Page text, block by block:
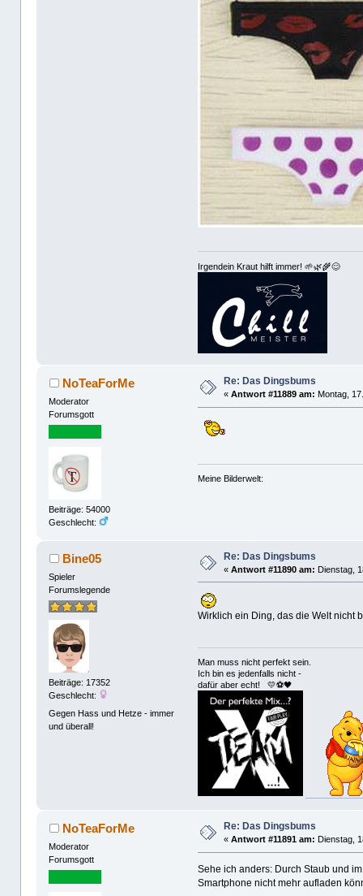
Irgendein Kraut hilft immer! 🌱🌿🌾😊
NoTeaForMe
Moderator
Forumsgott
Beiträge: 54000
Geschlecht:
Re: Das Dingsbums
«Antwort #11889 am: Montag,
Meine Bilderwelt:
Bine05
Spieler
Forumslegende
Beiträge: 17352
Geschlecht:
Gegen Hass und Hetze - immer
und überall!
Re: Das Dingsbums
«Antwort #11890 am: Dienstag,
Wirklich ein Ding, das die Welt nicht
Man muss nicht perfekt sein.
Ich bin es jedenfalls nicht -
dafür aber echt! 💛⚽️🖤
NoTeaForMe
Moderator
Forumsgott
Re: Das Dingsbums
«Antwort #11891 am: Dienstag,
Sehe ich anders: Durch Staub und
Smartphone nicht mehr aufladen